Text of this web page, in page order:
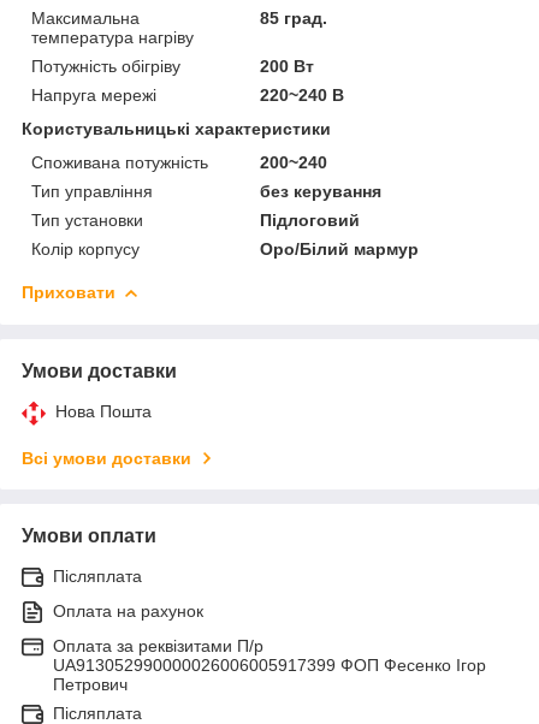
Максимальна
температура нагріву
85 град.
Потужність обігріву
200 Вт
Напруга мережі
220~240 В
Користувальницькі характеристики
Споживана потужність
200~240
Тип управління
без керування
Тип установки
Підлоговий
Колір корпусу
Оро/Білий мармур
Приховати
Умови доставки
Нова Пошта
Всі умови доставки
Умови оплати
Післяплата
Оплата на рахунок
Оплата за реквізитами П/р
UA913052990000026006005917399 ФОП Фесенко Ігор
Петрович
Післяплата